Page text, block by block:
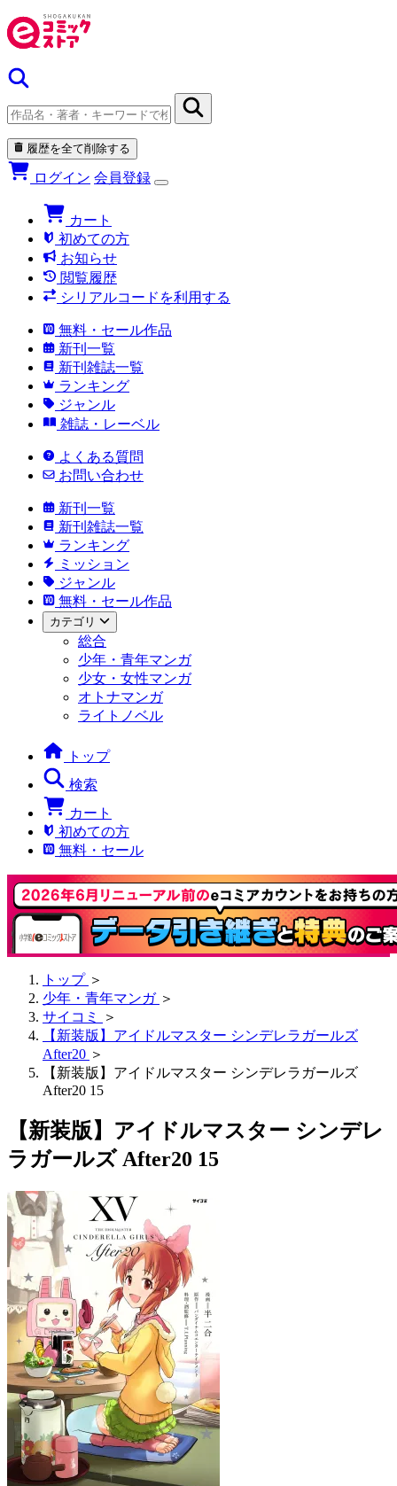
履歴を全て削除する
ログイン 会員登録
カート
初めての方
お知らせ
閲覧履歴
シリアルコードを利用する
無料・セール作品
新刊一覧
新刊雑誌一覧
ランキング
ジャンル
雑誌・レーベル
よくある質問
お問い合わせ
新刊一覧
新刊雑誌一覧
ランキング
ミッション
ジャンル
無料・セール作品
カテゴリ
総合
少年・青年マンガ
少女・女性マンガ
オトナマンガ
ライトノベル
トップ
検索
カート
初めての方
無料・セール
トップ ＞
少年・青年マンガ ＞
サイコミ
＞
【新装版】アイドルマスター シンデレラガールズ
After20 ＞
【新装版】アイドルマスター シンデレラガールズ
After20 15
【新装版】アイドルマスター シンデレ
ラガールズ After20 15